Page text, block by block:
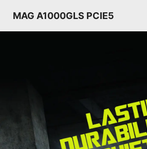
MAG A1000GLS PCIE5